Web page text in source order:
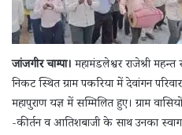
जांजगीर चाम्पा। महामंडलेश्वर राजेश्री
निकट स्थित ग्राम पकरिया में देवांगन
महापुराण यज्ञ में सम्मिलित हुए। ग्राम
-कीर्तन व आतिशबाजी के साथ उनका